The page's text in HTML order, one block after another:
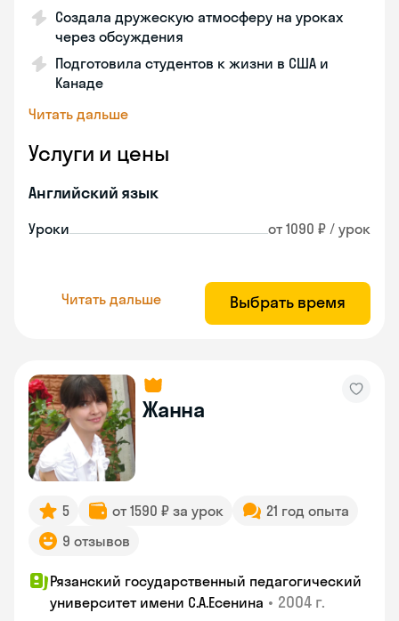
Создала дружескую атмосферу на уроках
через обсуждения
Подготовила студентов к жизни в США и
Канаде
Читать дальше
Услуги и цены
Английский язык
Уроки от 1090 ₽ / урок
Читать дальше Выбрать время
Жанна
5 от 1590 ₽ за урок
21 год опыта
9 отзывов
Рязанский государственный педагогический
университет имени С.А.Есенина • 2004 г.